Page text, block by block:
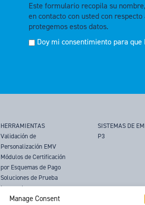
Manage Consent
Este formulario recopila su
en contacto con usted con
protegemos estos datos.
Doy mi consentimiento para
HERRAMIENTAS
Validación de
Personalización EMV
Módulos de Certificación
por Esquemas de Pago
Soluciones de Prueba
Integradas
Pagos Móviles NFC
SISTEMAS DE
P3